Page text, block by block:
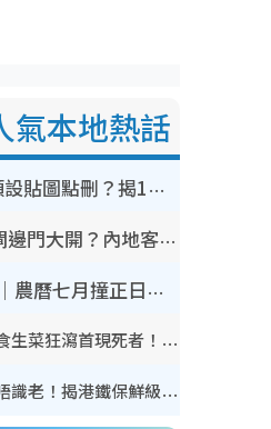
氣本地熱話
WhatsApp預設貼圖點刪？揭1招「反向操作」還原簡潔介面 附3步實測教學
香港山邊鐵閘邊門大開？內地客困惑意義何在！網民神回覆：呢種叫法理性防禦
鬼門開2026｜農曆七月撞正日全食特別邪？專家警告切忌做一事！揭4大禁忌+2招保平安
奪命寄生蟲｜食生菜狂瀉首現死者！疫潮惡化錄1.8萬宗病例 揭洗菜3大謬誤
內地客歎港人唔識老！揭港鐵保鮮級冷氣 港人求放過：咪投訴